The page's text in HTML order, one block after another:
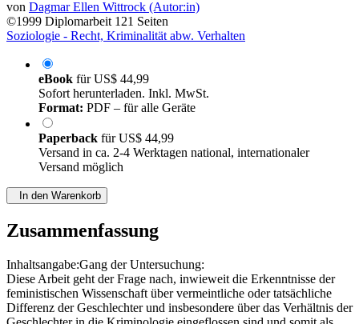
von Dagmar Ellen Wittrock (Autor:in)
©1999 Diplomarbeit 121 Seiten
Soziologie - Recht, Kriminalität abw. Verhalten
eBook fürUS$ 44,99
Sofort herunterladen. Inkl. MwSt.
Format: PDF – für alle Geräte
Paperback fürUS$ 44,99
Versand in ca. 2-4 Werktagen national, internationaler
Versand möglich
In den Warenkorb
Zusammenfassung
Inhaltsangabe:Gang der Untersuchung:
Diese Arbeit geht der Frage nach, inwieweit die Erkenntnisse der
feministischen Wissenschaft über vermeintliche oder tatsächliche
Differenz der Geschlechter und insbesondere über das Verhältnis der